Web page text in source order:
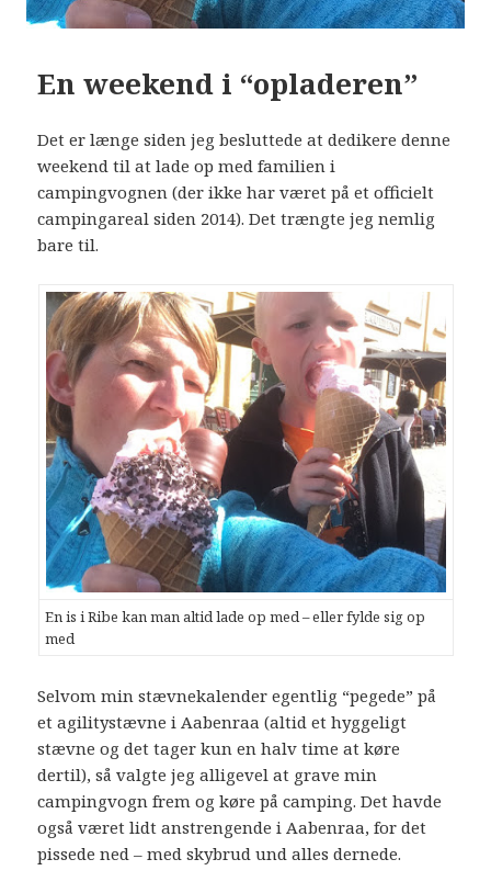
En weekend i “opladeren”
Det er længe siden jeg besluttede at dedikere denne
weekend til at lade op med familien i
campingvognen (der ikke har været på et officielt
campingareal siden 2014). Det trængte jeg nemlig
bare til.
En is i Ribe kan man altid lade op med – eller fylde sig op
med
Selvom min stævnekalender egentlig “pegede” på
et agilitystævne i Aabenraa (altid et hyggeligt
stævne og det tager kun en halv time at køre
dertil), så valgte jeg alligevel at grave min
campingvogn frem og køre på camping. Det havde
også været lidt anstrengende i Aabenraa, for det
pissede ned – med skybrud und alles dernede.